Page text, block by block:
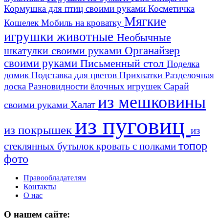
Кормушка для птиц своими руками Косметичка
Кошелек Мобиль на кроватку Мягкие
игрушки животные Необычные
шкатулки своими руками Органайзер
своими руками Письменный стол Поделка
домик Подставка для цветов Прихватки Разделочная
доска Разновидности ёлочных игрушек Сарай
своими руками Халат из мешковины
из покрышек из пуговиц из
стеклянных бутылоккровать с полками топор
фото
Правообладателям
Контакты
О нас
О нашем сайте: